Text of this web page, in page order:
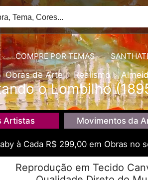
COMPRE POR TEMAS
Obras de Arte Realismo
o Lombilho
Artistas Movimentos da
à Cada R$ 299,00 em Obras no
Reprodução em Tecido